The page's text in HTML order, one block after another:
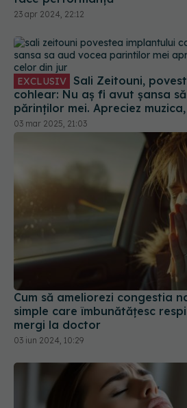
23 apr 2024, 22:12
EXCLUSIV
cohlear: Nu aș fi avut șansa
părinților mei. Apreciez
jur
03 mar 2025, 21:03
Cum să ameliorezi congestia
simple care îmbunătățesc
mergi la doctor
03 iun 2024, 10:29